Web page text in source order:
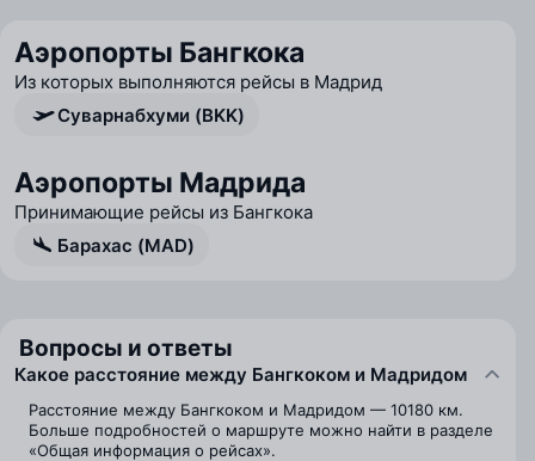
Аэропорты Бангкока
Из которых выполняются рейсы в Мадрид
Суварнабхуми (BKK)
Аэропорты Мадрида
Принимающие рейсы из Бангкока
Барахас (MAD)
Вопросы и ответы
Какое расстояние между Бангкоком и Мадридом
Расстояние между Бангкоком и Мадридом — 10180 км.
Больше подробностей о маршруте можно найти в разделе
«Общая информация о рейсах».